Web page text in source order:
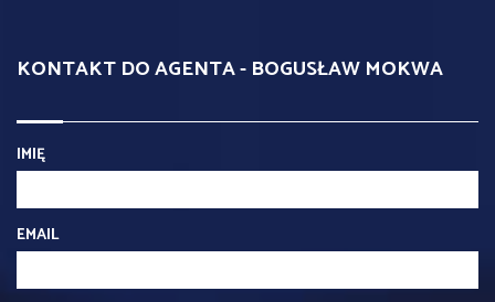
KONTAKT DO AGENTA - BOGUSŁAW MOKWA
IMIĘ
EMAIL